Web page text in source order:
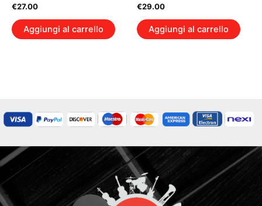
€27.00
Aggiungi al carrello
€29.00
Aggiungi al carrello